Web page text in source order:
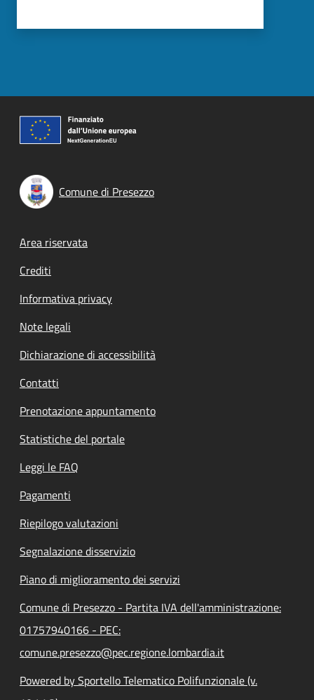
Comune di Presezzo
Footer menu
Area riservata
Crediti
Informativa privacy
Note legali
Dichiarazione di accessibilità
Contatti
Prenotazione appuntamento
Statistiche del portale
Leggi le FAQ
Pagamenti
Riepilogo valutazioni
Segnalazione disservizio
Piano di miglioramento dei servizi
Comune di Presezzo - Partita IVA dell'amministrazione:
01757940166 - PEC:
comune.presezzo@pec.regione.lombardia.it
Powered by Sportello Telematico Polifunzionale (v.